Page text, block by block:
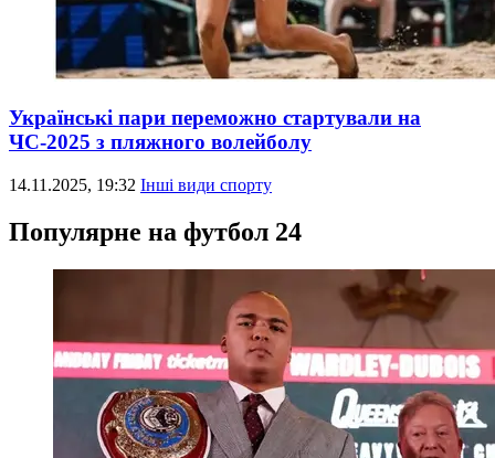
Українські пари переможно стартували на
ЧС-2025 з пляжного волейболу
14.11.2025, 19:32 Інші види спорту
Популярне на футбол 24